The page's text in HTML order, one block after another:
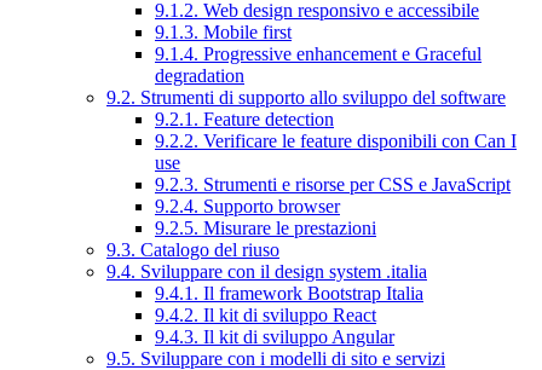
9.1.2. Web design responsivo e accessibile
9.1.3. Mobile first
9.1.4. Progressive enhancement e Graceful
degradation
9.2. Strumenti di supporto allo sviluppo del software
9.2.1. Feature detection
9.2.2. Verificare le feature disponibili con Can I
use
9.2.3. Strumenti e risorse per CSS e JavaScript
9.2.4. Supporto browser
9.2.5. Misurare le prestazioni
9.3. Catalogo del riuso
9.4. Sviluppare con il design system .italia
9.4.1. Il framework Bootstrap Italia
9.4.2. Il kit di sviluppo React
9.4.3. Il kit di sviluppo Angular
9.5. Sviluppare con i modelli di sito e servizi